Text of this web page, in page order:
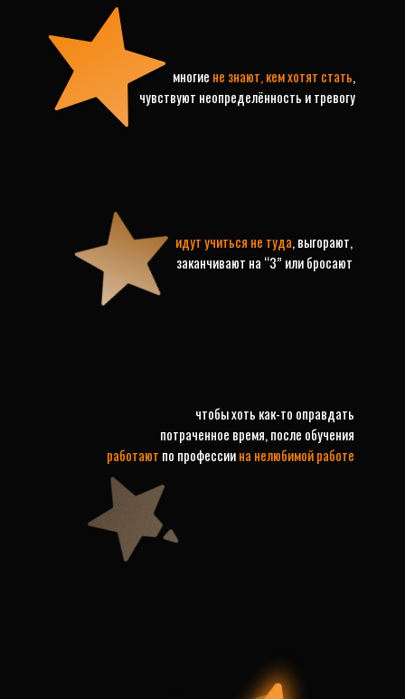
многие не знают, кем хотят стать,
чувствуют неопределённость и тревогу
идут учиться не туда, выгорают,
заканчивают на “3” или бросают
чтобы хоть как-то оправдать
потраченное время, после обучения
работают по профессиина нелюбимой работе